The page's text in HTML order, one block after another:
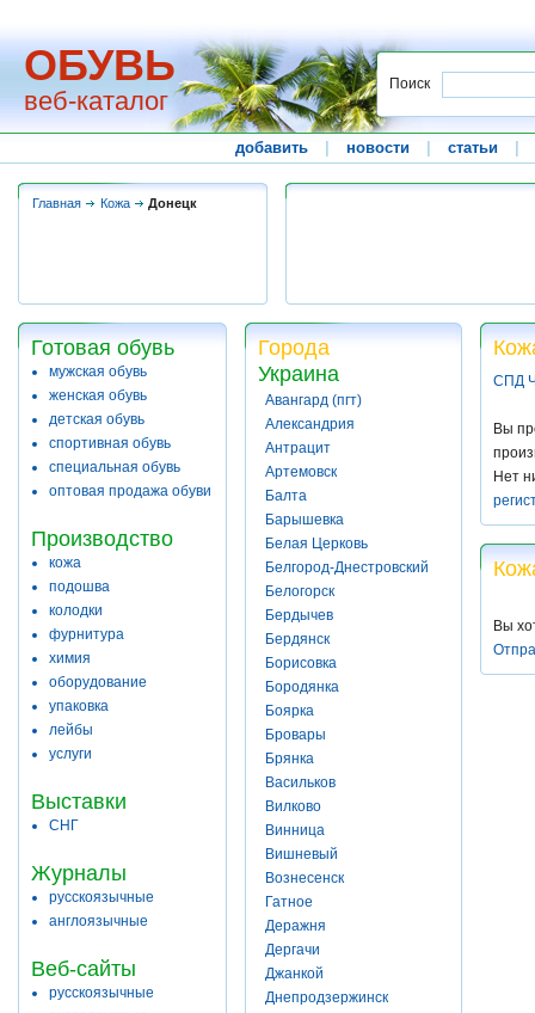
ОБУВЬ
веб-каталог
Поиск
добавить новости статьи
Главная Кожа Донецк
Готовая обувь
мужская обувь
женская обувь
детская обувь
спортивная обувь
специальная обувь
оптовая продажа обуви
Производство
кожа
подошва
колодки
фурнитура
химия
оборудование
упаковка
лейбы
услуги
Выставки
СНГ
Журналы
русскоязычные
англоязычные
Веб-сайты
русскоязычные
Города
Украина
Авангард (пгт)
Александрия
Антрацит
Артемовск
Балта
Барышевка
Белая Церковь
Белгород-Днестровский
Белогорск
Бердычев
Бердянск
Борисовка
Бородянка
Боярка
Бровары
Брянка
Васильков
Вилково
Винница
Вишневый
Вознесенск
Гатное
Деражня
Дергачи
Джанкой
Днепродзержинск
СПД
Вы
Нет
Вы